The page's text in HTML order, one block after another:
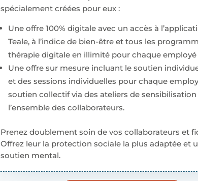
spécialement créées pour eux :
Une offre 100% digitale avec un accès à
Teale, à l’indice de bien-être et tous les
thérapie digitale en illimité pour chaque employé
Une offre sur mesure incluant le soutien
et des sessions individuelles pour chaque
soutien collectif via des ateliers de
l’ensemble des collaborateurs.
Prenez doublement soin de vos collaborateurs et
Offrez leur la protection sociale la plus adaptée et
soutien mental.